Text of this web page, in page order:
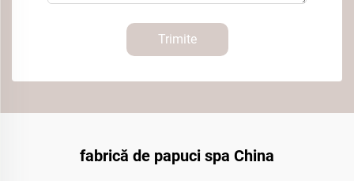
Trimite
fabrică de papuci spa China